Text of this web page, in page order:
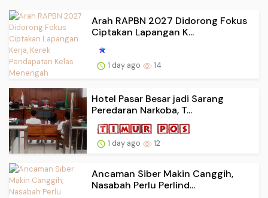
Arah RAPBN 2027 Didorong Fokus
Ciptakan Lapangan K...
1 day ago 14
Hotel Pasar Besar jadi Sarang
Peredaran Narkoba, T...
1 day ago 12
Ancaman Siber Makin Canggih,
Nasabah Perlu Perlind...